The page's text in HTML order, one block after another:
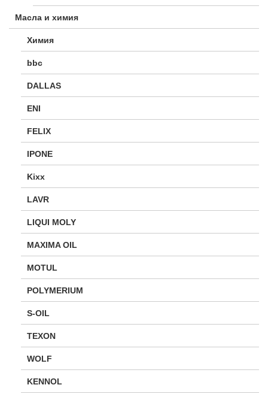
Масла и химия
Химия
bbc
DALLAS
ENI
FELIX
IPONE
Kixx
LAVR
LIQUI MOLY
MAXIMA OIL
MOTUL
POLYMERIUM
S-OIL
TEXON
WOLF
KENNOL